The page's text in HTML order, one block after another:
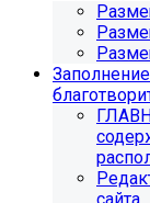
поиск,
Из-за
некорректно
Убедитесь, что